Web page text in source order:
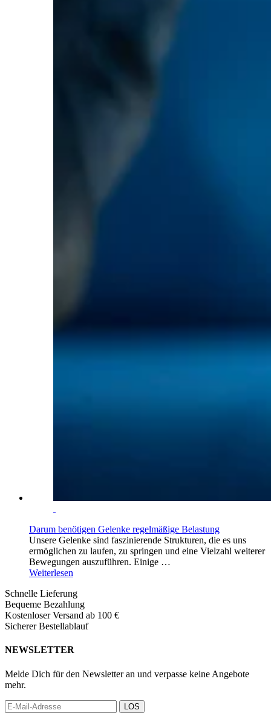
Darum benötigen Gelenke regelmäßige Belastung
Unsere Gelenke sind faszinierende Strukturen, die es uns
ermöglichen zu laufen, zu springen und eine Vielzahl weiterer
Bewegungen auszuführen. Einige …
Weiterlesen
Schnelle Lieferung
Bequeme Bezahlung
Kostenloser Versand ab 100 €
Sicherer Bestellablauf
NEWSLETTER
Melde Dich für den Newsletter an und verpasse keine Angebote
mehr.
LOS